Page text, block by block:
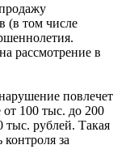
(в том числе
рассмотрение в
повлечет
100 тыс. до 200
тыс. рублей. Такая
за